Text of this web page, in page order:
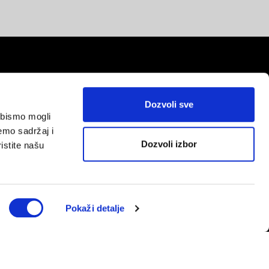
mogli
sadržaj i
našu
Pokaži detalje
Dozvoli sve
Dozvoli izbor